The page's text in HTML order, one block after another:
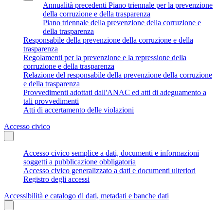
Annualità precedenti Piano triennale per la prevenzione
della corruzione e della trasparenza
Piano triennale della prevenzione della corruzione e
della trasparenza
Responsabile della prevenzione della corruzione e della
trasparenza
Regolamenti per la prevenzione e la repressione della
corruzione e della trasparenza
Relazione del responsabile della prevenzione della corruzione
e della trasparenza
Provvedimenti adottati dall'ANAC ed atti di adeguamento a
tali provvedimenti
Atti di accertamento delle violazioni
Accesso civico
Accesso civico semplice a dati, documenti e informazioni
soggetti a pubblicazione obbligatoria
Accesso civico generalizzato a dati e documenti ulteriori
Registro degli accessi
Accessibilità e catalogo di dati, metadati e banche dati